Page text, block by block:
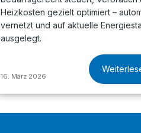
Heizkosten gezielt optimiert –
vernetzt und auf aktuelle
ausgelegt.
16. März 2026